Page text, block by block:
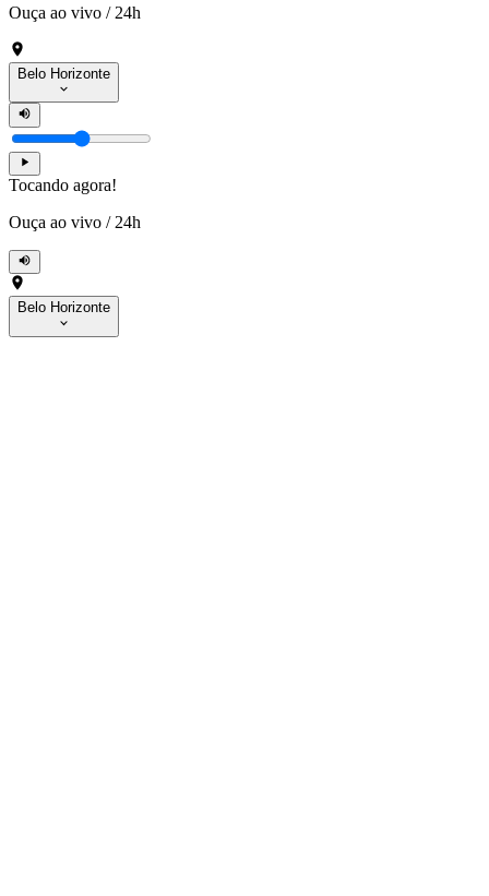
Ouça ao vivo / 24h
Belo Horizonte
Tocando agora!
Ouça ao vivo / 24h
Belo Horizonte